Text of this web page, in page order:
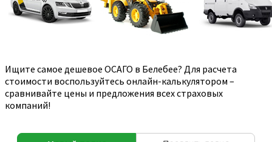
Ищите самое дешевое ОСАГО в Белебее? Для расчета
стоимости воспользуйтесь онлайн-калькулятором –
сравнивайте цены и предложения всех страховых
компаний!